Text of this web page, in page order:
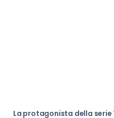
La protagonista della serie